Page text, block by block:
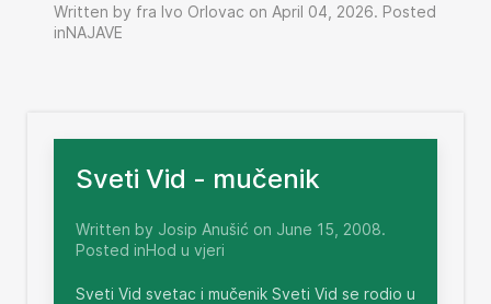
Written by fra Ivo Orlovac on April 04, 2026. Posted
inNAJAVE
Sveti Vid - mučenik
Written by Josip Anušić on June 15, 2008.
Posted inHod u vjeri
Sveti Vid svetac i mučenik Sveti Vid se rodio u